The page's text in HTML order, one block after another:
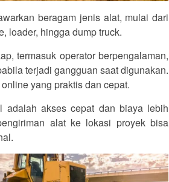
beragam jenis alat, mulai dari
loader, hingga dump truck.
termasuk operator berpengalaman,
terjadi gangguan saat digunakan.
yang praktis dan cepat.
adalah akses cepat dan biaya lebih
alat ke lokasi proyek bisa